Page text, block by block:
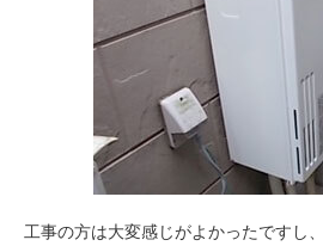
工事の方は大変感じがよかったですし